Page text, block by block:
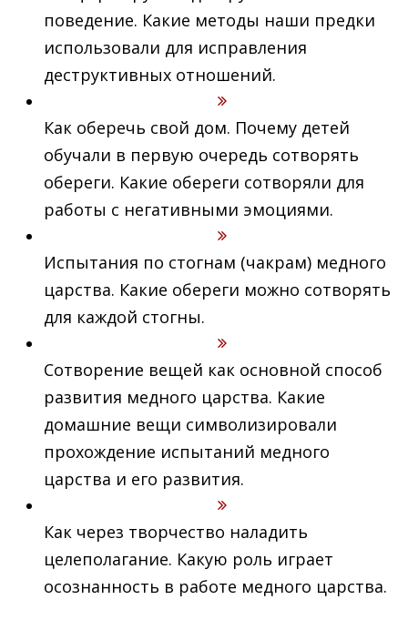
поведение. Какие методы наши предки
использовали для исправления
деструктивных отношений.
Как оберечь свой дом. Почему детей
обучали в первую очередь сотворять
обереги. Какие обереги сотворяли для
работы с негативными эмоциями.
Испытания по стогнам (чакрам) медного
царства. Какие обереги можно сотворять
для каждой стогны.
Сотворение вещей как основной способ
развития медного царства. Какие
домашние вещи символизировали
прохождение испытаний медного
царства и его развития.
Как через творчество наладить
целеполагание. Какую роль играет
осознанность в работе медного царства.